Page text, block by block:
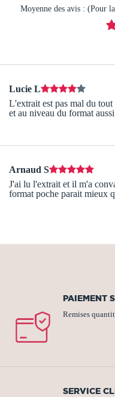
Moyenne des avis : (Pour
Lucie L
L'extrait est pas mal du
et au niveau du format
Arnaud S
J'ai lu l'extrait et il m'a
format poche parait mieux
PAIEMENT
Remises
SERVICE